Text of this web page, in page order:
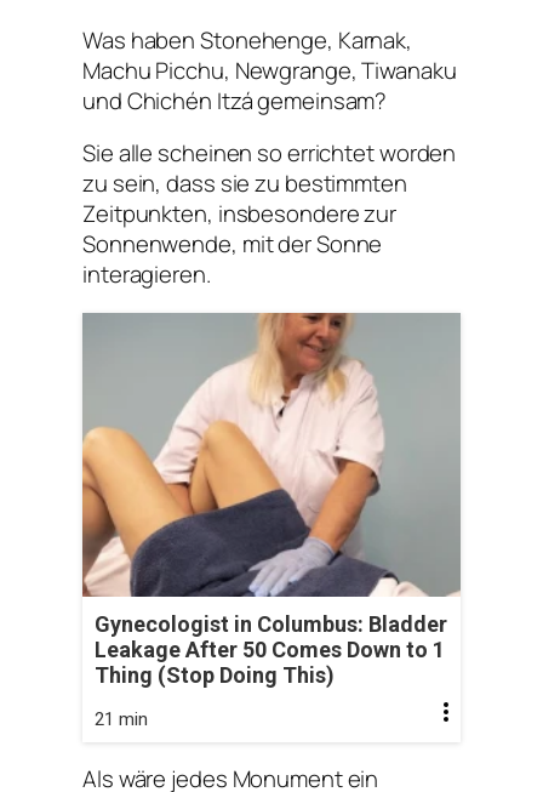
Was haben Stonehenge, Karnak,
Machu Picchu, Newgrange, Tiwanaku
und Chichén Itzá gemeinsam?
Sie alle scheinen so errichtet worden
zu sein, dass sie zu bestimmten
Zeitpunkten, insbesondere zur
Sonnenwende, mit der Sonne
interagieren.
Gynecologist in Columbus: Bladder
Leakage After 50 Comes Down to 1
Thing (Stop Doing This)
21 min
Als wäre jedes Monument ein